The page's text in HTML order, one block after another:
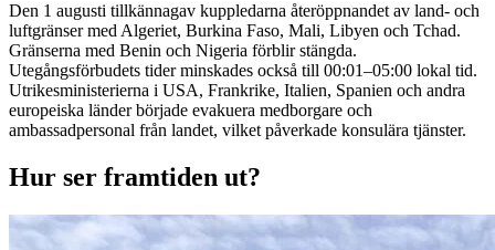
Den 1 augusti tillkännagav kuppledarna återöppnandet av land- och
luftgränser med Algeriet, Burkina Faso, Mali, Libyen och Tchad.
Gränserna med Benin och Nigeria förblir stängda.
Utegångsförbudets tider minskades också till 00:01–05:00 lokal tid.
Utrikesministerierna i USA, Frankrike, Italien, Spanien och andra
europeiska länder började evakuera medborgare och
ambassadpersonal från landet, vilket påverkade konsulära tjänster.
Hur ser framtiden ut?